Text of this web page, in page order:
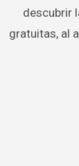
descubrir
gratuitas, al